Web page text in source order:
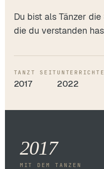
Du bist als Tänzer
die du verstanden
TANZT SEIT
2017 2022
2017
MIT DEM TANZEN